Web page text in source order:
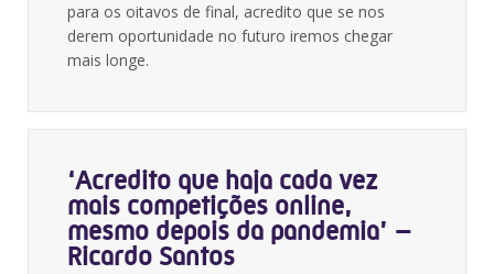
para os oitavos de final, acredito que se nos
derem oportunidade no futuro iremos chegar
mais longe.
‘Acredito que haja cada vez
mais competições online,
mesmo depois da pandemia’ –
Ricardo Santos